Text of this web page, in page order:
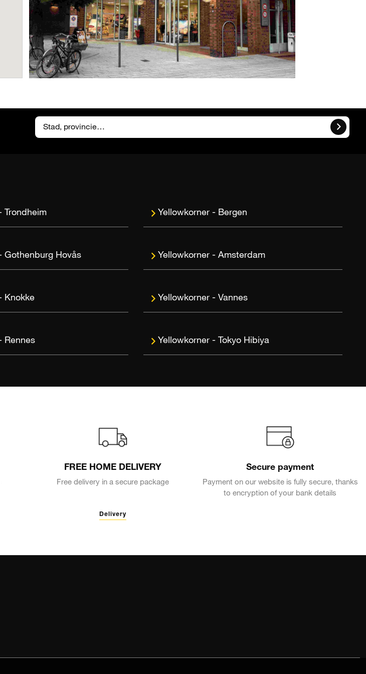
Trondheim Bergen
Gothenburg Hovås Amsterdam
Knokke Vannes
Rennes Tokyo Hibiya
FREE HOME DELIVERY
Free delivery in a secure package
Delivery
Secure payment
Payment on our website is fully secure, thanks
to encryption of your bank details